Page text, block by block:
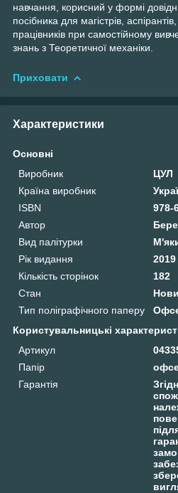
навчання, корисний у формі
посібника для магістрів,
працівників при самостійному
знань з Теоретичної механіки.
Приховати
Характеристики
Основні
Виробник
ЦУЛ
Країна виробник
ISBN
978-
Автор
Вид палітурки
Рік видання
2019
Кількість сторінок
182
Стан
Тип поліграфічного паперу
Користувальницькі
Артикул
Папір
Гарантія